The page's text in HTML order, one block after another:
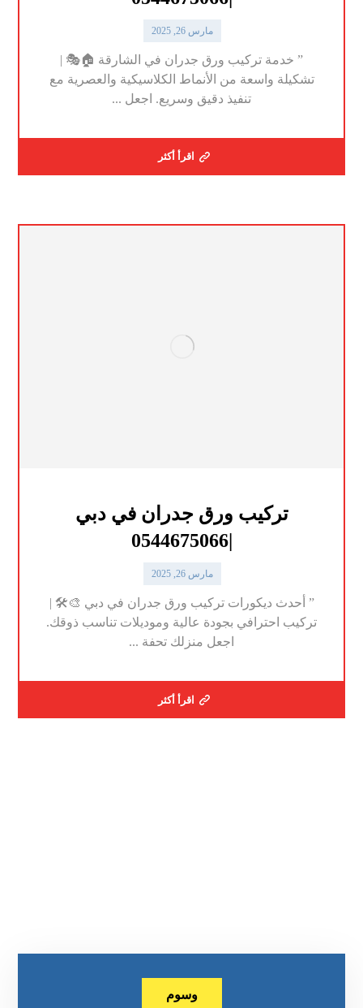
مارس 26, 2025
” خدمة تركيب ورق جدران في الشارقة 🏠🎭 |
تشكيلة واسعة من الأنماط الكلاسيكية والعصرية مع
تنفيذ دقيق وسريع. اجعل ...
اقرأ أكثر
تركيب ورق جدران في دبي
|0544675066
مارس 26, 2025
” أحدث ديكورات تركيب ورق جدران في دبي 🎨🛠️ |
تركيب احترافي بجودة عالية وموديلات تناسب ذوقك.
اجعل منزلك تحفة ...
اقرأ أكثر
وسوم